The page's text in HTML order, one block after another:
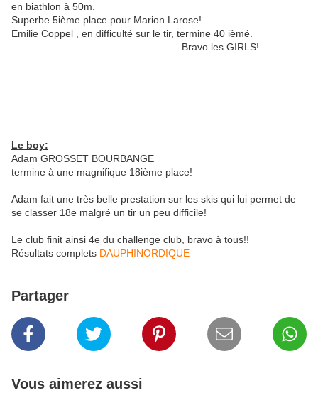
en biathlon à 50m.
Superbe 5ième place pour Marion Larose!
Emilie Coppel , en difficulté sur le tir, termine 40 ièmé.
Bravo les GIRLS!
Le boy:
Adam GROSSET BOURBANGE
termine à une magnifique 18ième place!
Adam fait une très belle prestation sur les skis qui lui permet de
se classer 18e malgré un tir un peu difficile!
Le club finit ainsi 4e du challenge club, bravo à tous!!
Résultats complets DAUPHINORDIQUE
Partager
Vous aimerez aussi